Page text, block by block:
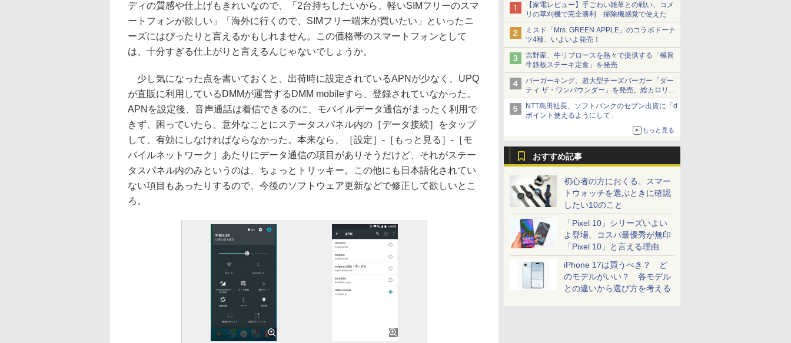
【家電レビュー】手ごわい雑草との戦い、コメ
リの草刈機で完全勝利 掃除機感覚で使えた
ミスド「Mrs. GREEN APPLE」のコラボドーナ
ツ4種、いよいよ発売！
吉野家、牛リブロースを熱々で提供する「極旨
牛鉄板ステーキ定食」を発売
バーガーキング、超大型チーズバーガー「ダー
ティ ザ・ワンパウンダー」を発売。総カロリー
約1656kcal、総重量約527g！
NTT島田社長、ソフトバンクのセブン出資に「d
ポイント使えるようにして」
もっと見る
おすすめ記事
初心者の方におくる、スマー
トウォッチを選ぶときに確認
したい10のこと
「Pixel 10」シリーズいよい
よ登場、コスパ最優秀が無印
「Pixel 10」と言える理由
iPhone 17は買うべき？ ど
のモデルがいい？ 各モデル
との違いから選び方を考える
ディの質感や仕上げもきれいなので、「2台持ちしたいから、軽いSIMフリーのスマ
ートフォンが欲しい」「海外に行くので、SIMフリー端末が買いたい」といったニ
ーズにはぴったりと言えるかもしれません。この価格帯のスマートフォンとして
は、十分すぎる仕上がりと言えるんじゃないでしょうか。
少し気になった点を書いておくと、出荷時に設定されているAPNが少なく、UPQ
が直販に利用しているDMMが運営するDMM mobileすら、登録されていなかった。
APNを設定後、音声通話は着信できるのに、モバイルデータ通信がまったく利用で
きず、困っていたら、意外なことにステータスパネル内の［データ接続］をタップ
して、有効にしなければならなかった。本来なら、［設定］-［もっと見る］-［モ
バイルネットワーク］あたりにデータ通信の項目がありそうだけど、それがステー
タスパネル内のみというのは、ちょっとトリッキー。この他にも日本語化されてい
ない項目もあったりするので、今後のソフトウェア更新などで修正して欲しいとこ
ろ。